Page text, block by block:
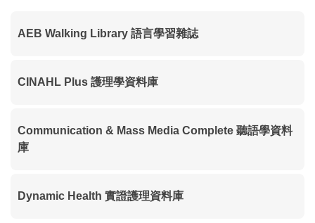
AEB Walking Library 語言學習雜誌
CINAHL Plus 護理學資料庫
Communication & Mass Media Complete 聽語學資料
庫
Dynamic Health 實證護理資料庫